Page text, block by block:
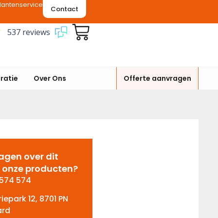
Contact
537 reviews
Over Ons Offerte aanvragen
over dit
producten?
574
12, 8701 PN